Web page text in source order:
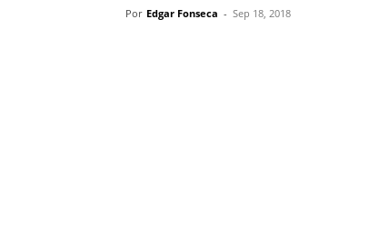
Por Edgar Fonseca - Sep 18, 2018